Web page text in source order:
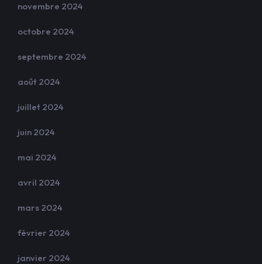
novembre 2024
octobre 2024
septembre 2024
août 2024
juillet 2024
juin 2024
mai 2024
avril 2024
mars 2024
février 2024
janvier 2024